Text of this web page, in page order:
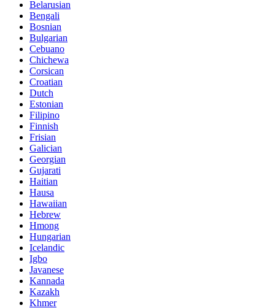
Belarusian
Bengali
Bosnian
Bulgarian
Cebuano
Chichewa
Corsican
Croatian
Dutch
Estonian
Filipino
Finnish
Frisian
Galician
Georgian
Gujarati
Haitian
Hausa
Hawaiian
Hebrew
Hmong
Hungarian
Icelandic
Igbo
Javanese
Kannada
Kazakh
Khmer